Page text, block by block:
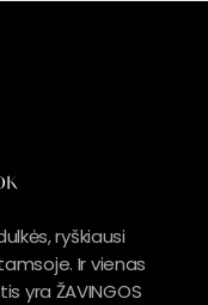
ryškiausi
Ir vienas
yra ŽAVINGOS